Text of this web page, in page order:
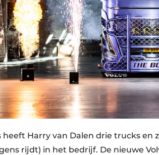
heeft Harry van Dalen drie trucks en
rijdt) in het bedrijf. De nieuwe